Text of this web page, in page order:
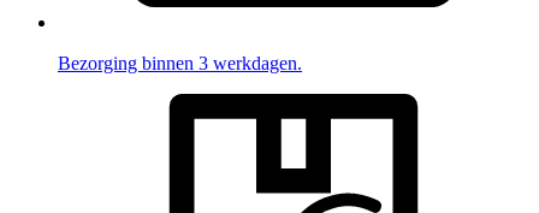
Bezorging binnen 3 werkdagen.